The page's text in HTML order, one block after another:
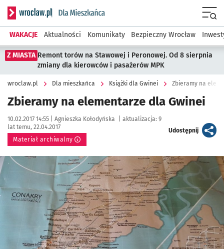
Serwis informacyjny wroclaw.pl podserwis: Dla mieszkańca
WAKACJE Aktualności Komunikaty Bezpieczny Wrocław
Z MIASTA Remont torów na Stawowej i Peronowej. Od 8 sierpnia
zmiany dla kierowców i pasażerów MPK
wroclaw.pl Dla mieszkańca Książki dla Gwinei Zbieramy na
Zbieramy na elementarze dla Gwinei
Data publikacji:
10.02.2017 14:55 | Autor:
Agnieszka Kołodyńska aktualizacja: 9
lat temu, 22.04.2017
Materiał archiwalny
Udostępnijartykuł
Kliknij, aby powiększyć